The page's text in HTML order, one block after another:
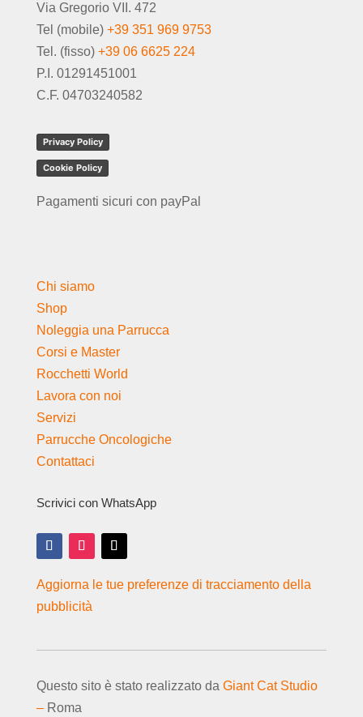
Via Gregorio VII. 472
Tel (mobile) +39 351 969 9753
Tel. (fisso) +39 06 6625 224
P.I. 01291451001
C.F. 04703240582
Privacy Policy
Cookie Policy
Pagamenti sicuri con payPal
Chi siamo
Shop
Noleggia una Parrucca
Corsi e Master
Rocchetti World
Lavora con noi
Servizi
Parrucche Oncologiche
Contattaci
Scrivici con WhatsApp
Aggiorna le tue preferenze di tracciamento della
pubblicità
Questo sito è stato realizzato da Giant Cat Studio
–Roma